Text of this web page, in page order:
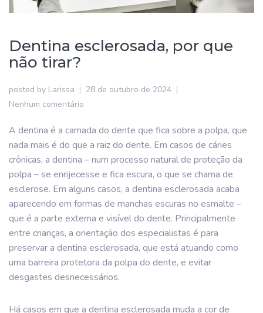
Dentina esclerosada, por que
não tirar?
posted by Larissa
28 de outubro de 2024
Nenhum comentário
A dentina é a camada do dente que fica sobre a polpa, que
nada mais é do que a raiz do dente. Em casos de cáries
crônicas, a dentina – num processo natural de proteção da
polpa – se enrijecesse e fica escura, o que se chama de
esclerose. Em alguns casos, a dentina esclerosada acaba
aparecendo em formas de manchas escuras no esmalte –
que é a parte externa e visível do dente. Principalmente
entre crianças, a orientação dos especialistas é para
preservar a dentina esclerosada, que está atuando como
uma barreira protetora da polpa do dente, e evitar
desgastes desnecessários.
Há casos em que a dentina esclerosada muda a cor de